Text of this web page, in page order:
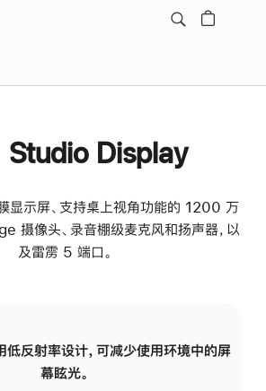
Studio Display
显示屏、支持桌上视角功能的 1200 万
摄像头、录音棚级麦克风和扬声器，以
及雷雳 5 端口。
低反射率设计，可减少使用环境中的屏
幕眩光。